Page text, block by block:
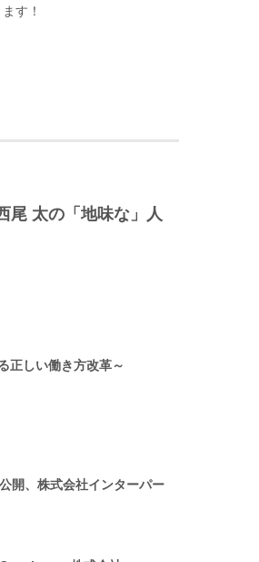
す！
尾 太の「地味な」人
正しい働き方改革～
開、株式会社インターパー